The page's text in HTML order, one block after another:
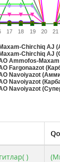
Maxam-Chirchiq AJ
Maxam-Chirchiq AJ
Ammofos-
Fargonaazot
Navoiyazot
Navoiyazot
Navoiyazot
17 18 19 20 21
)